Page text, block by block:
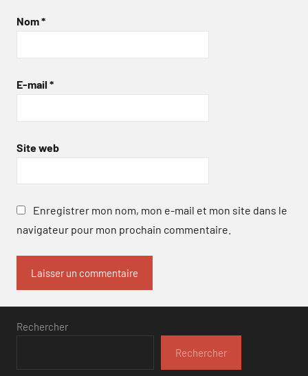
Nom*
E-mail *
Site web
Enregistrer mon nom, mon e-mail et mon site dans le
navigateur pour mon prochain commentaire.
Rechercher
Rechercher